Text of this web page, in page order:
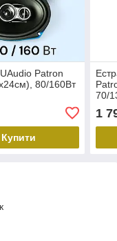
Patron
80/160Вт
Купити
70/
1